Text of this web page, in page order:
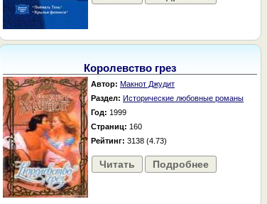
Королевство грез
Автор: Макнот Джудит
Раздел: Исторические любовные романы
Год: 1999
Страниц: 160
Рейтинг: 3138 (4.73)
Читать Подробнее